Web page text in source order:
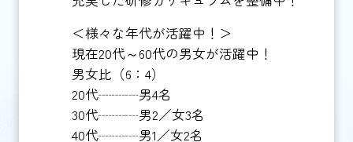
＜様々な年代が活躍中！＞
現在20代～60代の男女が活躍中！
男女比（6：4）
20代┈┈┈男4名
30代┈┈┈男2／女3名
40代┈┈┈男1／女2名